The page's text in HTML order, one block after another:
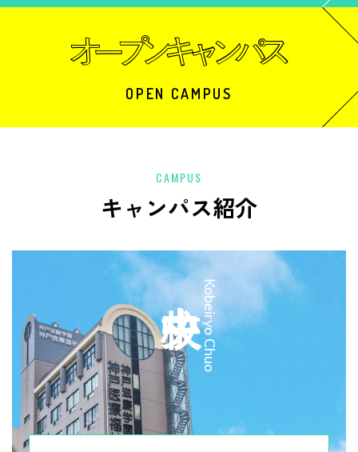
OPEN CAMPUS
CAMPUS
キャンパス紹介
Kobeiryo Chuo